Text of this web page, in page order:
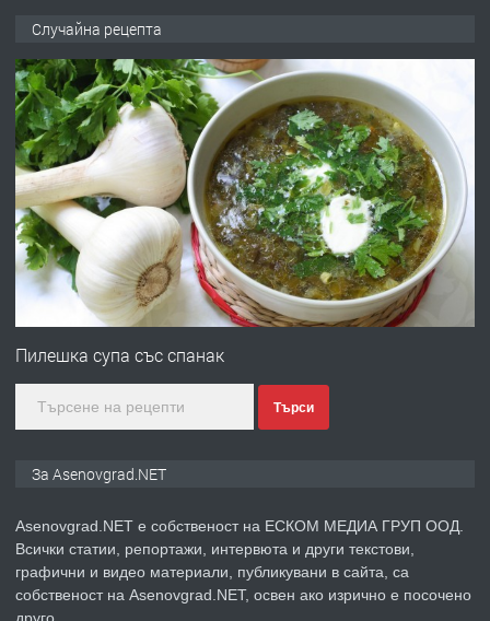
преди 1 година
ПРЕДЛАГА
Професионална зеленчукорезачка
за заведения и дома
преди 1 година
Дава под наем Асеновград
преди 2 години
ПРЕДЛАГА ремонт на покриви
Случайна рецепта
Пилешка супа със спанак
Търси
За Asenovgrad.NET
Asenovgrad.NET е собственост на ЕСКОМ МЕДИА ГРУП ООД.
Всички статии, репортажи, интервюта и други текстови,
графични и видео материали, публикувани в сайта, са
собственост на Asenovgrad.NET, освен ако изрично е посочено